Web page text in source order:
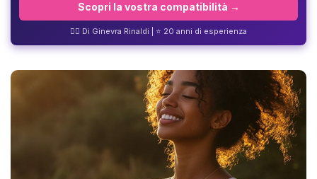
Scopri la vostra compatibilità →
❤️‍🔥 Di Ginevra Rinaldi | ⭐ 20 anni di esperienza